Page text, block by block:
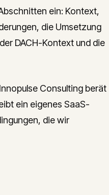
ein: Kontext,
die Umsetzung
DACH-Kontext und die
Consulting berät
ein eigenes SaaS-
die wir